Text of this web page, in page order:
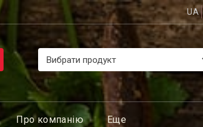
UA
Про компанію Еще